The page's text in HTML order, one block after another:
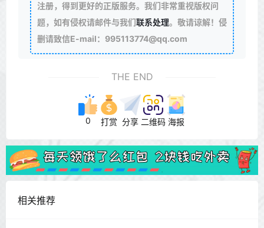
注册，得到更好的正版服务。我们非常重视版权问
题，如有侵权请邮件与我们联系处理。敬请谅解！侵
删请致信E-mail：995113774@qq.com
THE END
0 打赏 分享 二维码 海报
相关推荐